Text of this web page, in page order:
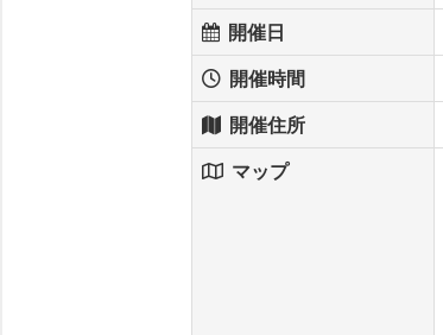
開催日
開催時間
開催住所
マップ